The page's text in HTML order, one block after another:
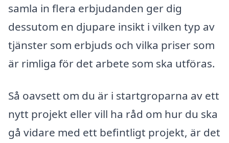
samla in flera erbjudanden ger dig
dessutom en djupare insikt i vilken typ av
tjänster som erbjuds och vilka priser som
är rimliga för det arbete som ska utföras.
Så oavsett om du är i startgroparna av ett
nytt projekt eller vill ha råd om hur du ska
gå vidare med ett befintligt projekt, är det